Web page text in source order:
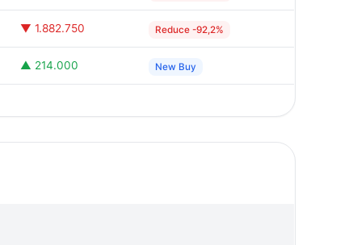
▼ 1.882.750 Reduce -92,2%
▲ 214.000 New Buy